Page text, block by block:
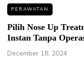
PERAWATAN
Pilih Nose Up
Instan Tanpa
December 18, 2024